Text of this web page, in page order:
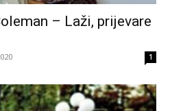
– Laži, prijevare
1